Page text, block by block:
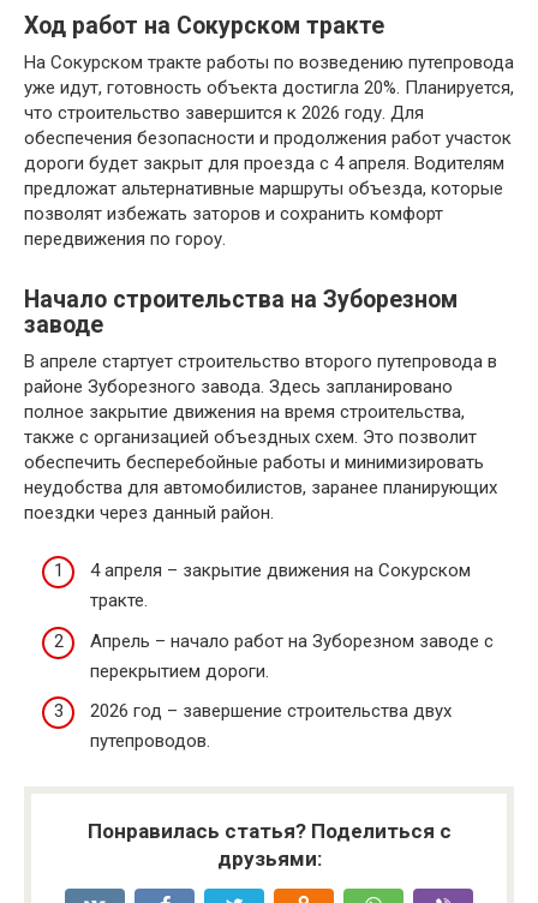
Ход работ на Сокурском тракте
На Сокурском тракте работы по возведению путепровода
уже идут, готовность объекта достигла 20%. Планируется,
что строительство завершится к 2026 году. Для
обеспечения безопасности и продолжения работ участок
дороги будет закрыт для проезда с 4 апреля. Водителям
предложат альтернативные маршруты объезда, которые
позволят избежать заторов и сохранить комфорт
передвижения по гороу.
Начало строительства на Зуборезном
заводе
В апреле стартует строительство второго путепровода в
районе Зуборезного завода. Здесь запланировано
полное закрытие движения на время строительства,
также с организацией объездных схем. Это позволит
обеспечить бесперебойные работы и минимизировать
неудобства для автомобилистов, заранее планирующих
поездки через данный район.
4 апреля – закрытие движения на Сокурском
тракте.
Апрель – начало работ на Зуборезном заводе с
перекрытием дороги.
2026 год – завершение строительства двух
путепроводов.
Понравилась статья? Поделиться с
друзьями: